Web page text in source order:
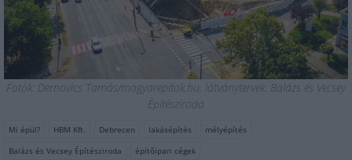
Fotók: Dernovics Tamás/magyarepitok.hu, látványtervek: Balázs és Vecsey
Építésziroda
Mi épül? HBM Kft. Debrecen lakásépítés
mélyépítés
Balázs és Vecsey Építésziroda
építőipari cégek